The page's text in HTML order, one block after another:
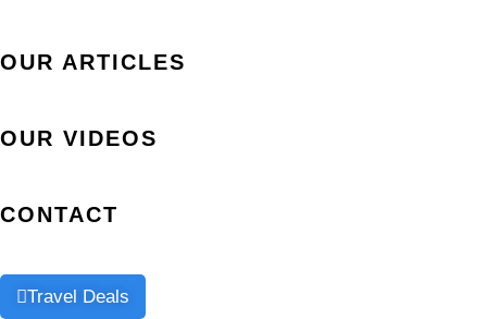
OUR ARTICLES
OUR VIDEOS
CONTACT
Travel Deals